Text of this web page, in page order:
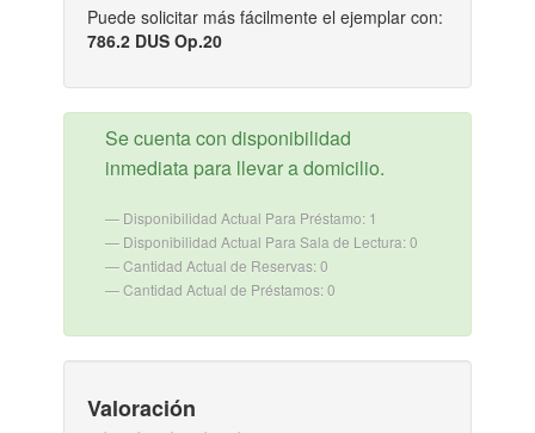
Puede solicitar más fácilmente el ejemplar con:
786.2 DUS Op.20
Se cuenta con disponibilidad
inmediata para llevar a domicilio.
Disponibilidad Actual Para Préstamo: 1
Disponibilidad Actual Para Sala de Lectura: 0
Cantidad Actual de Reservas: 0
Cantidad Actual de Préstamos: 0
Valoración